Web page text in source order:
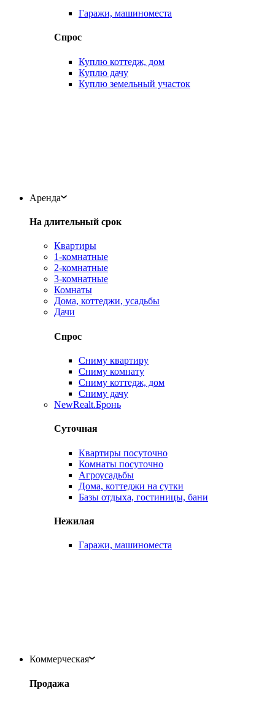
Гаражи, машиноместа
Спрос
Куплю коттедж, дом
Куплю дачу
Куплю земельный участок
Аренда
На длительный срок
Квартиры
1-комнатные
2-комнатные
3-комнатные
Комнаты
Дома, коттеджи, усадьбы
Дачи
Спрос
Сниму квартиру
Сниму комнату
Сниму коттедж, дом
Сниму дачу
NewRealt.Бронь
Суточная
Квартиры посуточно
Комнаты посуточно
Агроусадьбы
Дома, коттеджи на сутки
Базы отдыха, гостиницы, бани
Нежилая
Гаражи, машиноместа
Коммерческая
Продажа